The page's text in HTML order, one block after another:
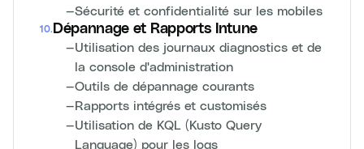
—Sécurité et confidentialité sur les mobiles
10. Dépannage et Rapports Intune
—Utilisation des journaux diagnostics et de
la console d'administration
—Outils de dépannage courants
—Rapports intégrés et customisés
—Utilisation de KQL (Kusto Query
Language) pour les logs